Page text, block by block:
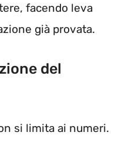
facendo leva
già provata.
del
si limita ai numeri.